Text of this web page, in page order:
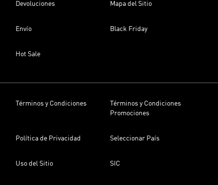
Devoluciones Mapa del Sitio
Envío Black Friday
Hot Sale
Términos y Condiciones
Términos y Condiciones
Promociones
Política de Privacidad Seleccionar País
Uso del Sitio SIC